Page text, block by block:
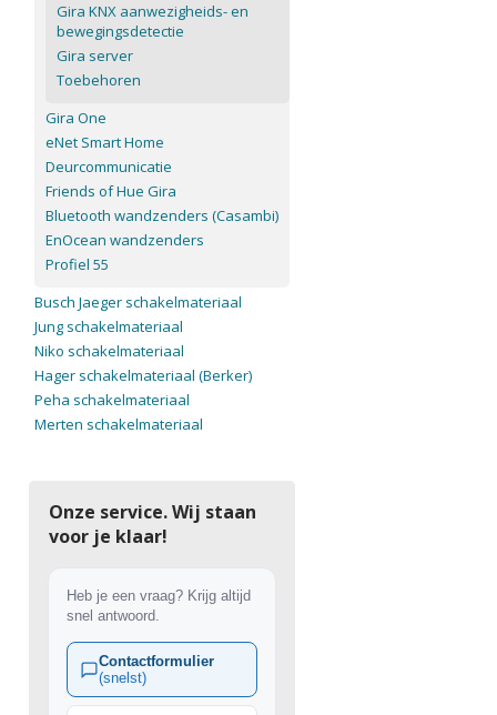
Gira KNX aanwezigheids- en
bewegingsdetectie
Gira server
Toebehoren
Gira One
eNet Smart Home
Deurcommunicatie
Friends of Hue Gira
Bluetooth wandzenders (Casambi)
EnOcean wandzenders
Profiel 55
Busch Jaeger schakelmateriaal
Jung schakelmateriaal
Niko schakelmateriaal
Hager schakelmateriaal (Berker)
Peha schakelmateriaal
Merten schakelmateriaal
Onze service. Wij staan
voor je klaar!
Heb je een vraag? Krijg altijd
snel antwoord.
Contactformulier
(snelst)